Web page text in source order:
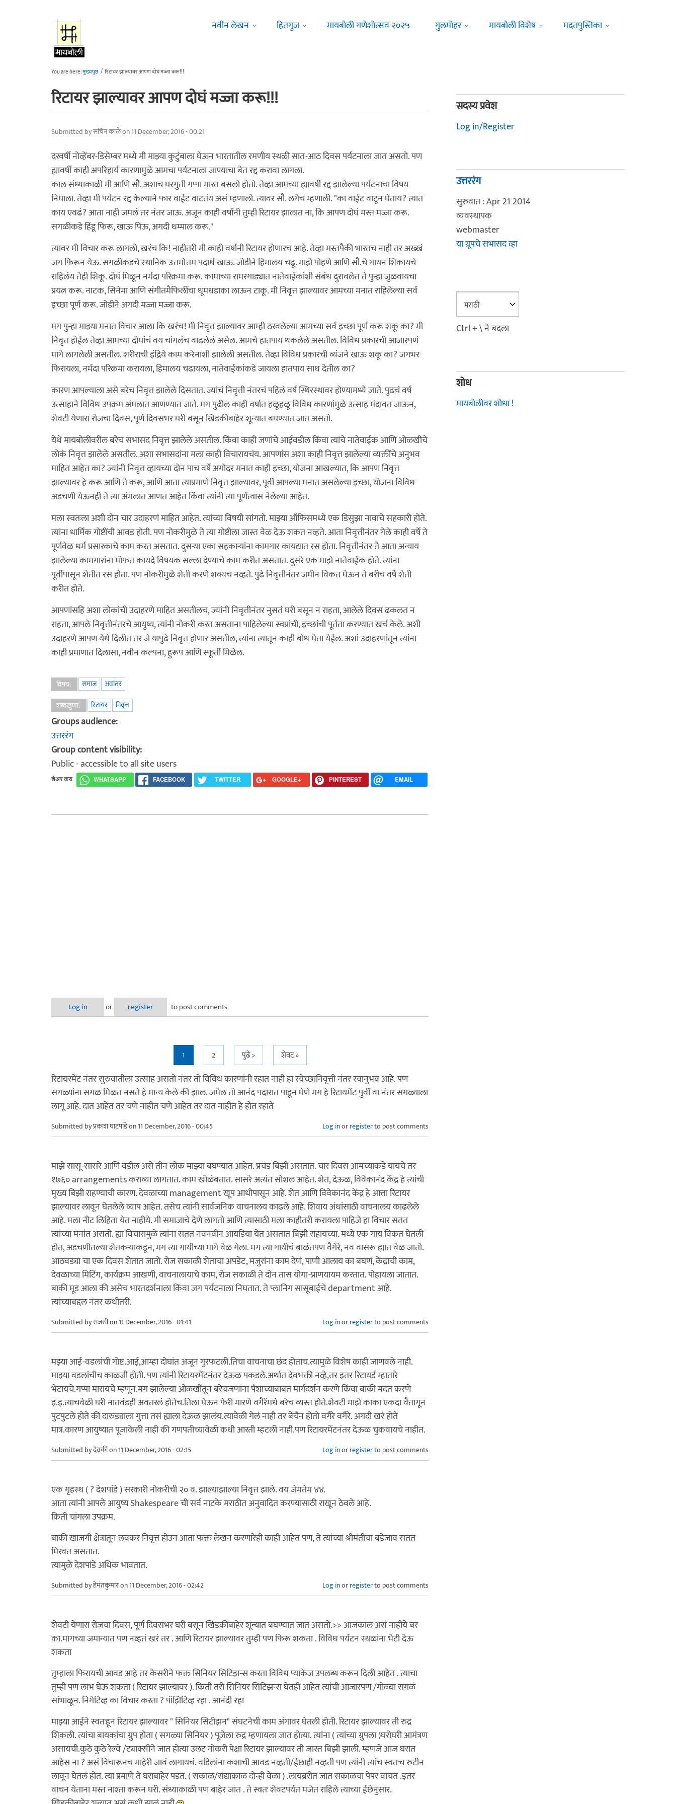
नवीन लेखन
हितगुज मायबोली गणेशोत्सव २०२५ गुलमोहर मायबोली विशेष मदतपुस्तिका
You are here:मुख्यपृष्ठ / रिटायर झाल्यावर आपण दोघं मज्जा करू!!!
रिटायर झाल्यावर आपण दोघं मज्जा करू!!!
Submitted byसचिन काळेon 11 December, 2016 - 00:21
दरवर्षी नोव्हेंबर-डिसेम्बर मध्ये मी माझ्या कुटुंबाला घेऊन भारतातील रमणीय स्थळी सात-आठ दिवस पर्यटनाला जात असतो. पण
ह्यावर्षी काही अपरिहार्य कारणामुळे आमचा पर्यटनाला जाण्याचा बेत रद्द करावा लागला.
काल संध्याकाळी मी आणि सौ. अशाच घरगुती गप्पा मारत बसलो होतो. तेव्हा आमच्या ह्यावर्षी रद्द झालेल्या पर्यटनाचा विषय
निघाला. तेव्हा मी पर्यटन रद्द केल्याने फार वाईट वाटतंय असं म्हणालो. त्यावर सौ. लगेच म्हणाली. "का वाईट वाटून घेताय? त्यात
काय एवढं? आता नाही जमलं तर नंतर जाऊ. अजून काही वर्षांनी तुम्ही रिटायर झालात ना, कि आपण दोघं मस्त मज्जा करू.
सगळीकडे हिंडू फिरू, खाऊ पिऊ, अगदी धम्माल करू."
त्यावर मी विचार करू लागलो, खरंच कि! नाहीतरी मी काही वर्षांनी रिटायर होणारच आहे. तेव्हा मस्तपैकी भारतच नाही तर अख्खं
जग फिरून येऊ. सगळीकडचे स्थानिक उत्तमोत्तम पदार्थ खाऊ. जोडीने हिमालय चढू. माझे पोहणे आणि सौ.चे गायन शिकायचे
राहिलंय तेही शिकू. दोघं मिळून नर्मदा परिक्रमा करू. कामाच्या रामरगाड्यात नातेवाईकांशी संबंध दुरावलेत ते पुन्हा जुळवायचा
प्रयत्न करू. नाटक, सिनेमा आणि संगीतमैफिलींचा धूमधडाका लाऊन टाकू. मी निवृत्त झाल्यावर आमच्या मनात राहिलेल्या सर्व
इच्छा पूर्ण करू. जोडीने अगदी मज्जा मज्जा करू.
मग पुन्हा माझ्या मनात विचार आला कि खरंच! मी निवृत्त झाल्यावर आम्ही ठरवलेल्या आमच्या सर्व इच्छा पूर्ण करू शकू का? मी
निवृत्त होईल तेव्हा आमच्या दोघांचं वय चांगलंच वाढलेलं असेल. आमचे हातपाय थकलेले असतील. विविध प्रकारची आजारपणं
मागे लागलेली असतील. शरीराची इंद्रिये काम करेनाशी झालेली असतील. तेव्हा विविध प्रकारची व्यंजने खाऊ शकू का? जगभर
फिरायला, नर्मदा परिक्रमा करायला, हिमालय चढायला, नातेवाईकांकडे जायला हातपाय साथ देतील का?
कारण आपल्याला असे बरेच निवृत्त झालेले दिसतात. ज्यांचं निवृत्ती नंतरचं पहिलं वर्ष स्थिरस्थावर होण्यामध्ये जाते. पुढचं वर्ष
उत्साहाने विविध उपक्रम अंमलात आणण्यात जाते. मग पुढील काही वर्षात हळूहळू विविध कारणांमुळे उत्साह मंदावत जाऊन,
शेवटी येणारा रोजचा दिवस, पूर्ण दिवसभर घरी बसून खिडकीबाहेर शून्यात बघण्यात जात असतो.
येथे मायबोलीवरील बरेच सभासद निवृत्त झालेले असतील. किंवा काही जणांचे आईवडील किंवा त्यांचे नातेवाईक आणि ओळखीचे
लोकं निवृत्त झालेले असतील. अशा सभासदांना मला काही विचारायचंय. आपणांस अशा काही निवृत्त झालेल्या व्यक्तींचे अनुभव
माहित आहेत का? ज्यांनी निवृत्त व्हायच्या दोन पाच वर्षे अगोदर मनात काही इच्छा, योजना आखल्यात, कि आपण निवृत्त
झाल्यावर हे करू आणि ते करू, आणि आता त्याप्रमाणे निवृत्त झाल्यावर, पूर्वी आपल्या मनात असलेल्या इच्छा, योजना विविध
अडचणी येऊनही ते त्या अंमलात आणत आहेत किंवा त्यांनी त्या पूर्णत्वास नेलेल्या आहेत.
मला स्वतःला अशी दोन चार उदाहरणं माहित आहेत. त्यांच्या विषयी सांगतो. माझ्या ऑफिसमध्ये एक डिसुझा नावाचे सहकारी होते.
त्यांना धार्मिक गोष्टींची आवड होती. पण नोकरीमुळे ते त्या गोष्टीला जास्त वेळ देऊ शकत नव्हते. आता निवृत्तीनंतर गेले काही वर्षे ते
पूर्णवेळ धर्म प्रसारकाचे काम करत असतात. दुसऱ्या एका सहकाऱ्यांना कामगार कायद्यात रस होता. निवृत्तीनंतर ते आता अन्याय
झालेल्या कामगारांना मोफत कायदे विषयक सल्ला देण्याचे काम करीत असतात. दुसरे एक माझे नातेवाईक होते. त्यांना
पूर्वीपासून शेतीत रस होता. पण नोकरीमुळे शेती करणेे शक्यच नव्हते. पुढे निवृत्तीनंतर जमीन विकत घेऊन ते बरीच वर्षे शेती
करीत होते.
आपणांसहि अशा लोकांची उदाहरणे माहित असतीलच, ज्यांनी निवृत्तीनंतर नुसतं घरी बसून न राहता, आलेले दिवस ढकलत न
राहता, आपले निवृत्तीनंतरचे आयुष्य, त्यांनी नोकरी करत असताना पाहिलेल्या स्वप्नांची, इच्छांची पूर्तता करण्यात खर्च केले. अशी
उदाहरणे आपण येथे दिलीत तर जे यापुढे निवृत्त होणार असतील, त्यांना त्यातून काही बोध घेता येईल. अशां उदाहरणांतून त्यांना
काही प्रमाणात दिलासा, नवीन कल्पना, हुरूप आणि स्फूर्ती मिळेल.
विषय: समाज
अवांतर
शब्दखुणा:
रिटायर निवृत्त
Groups audience:
उत्तररंग
Group content visibility:
Public - accessible to all site users
शेअर करा WHATSAPP FACEBOOK TWITTER GOOGLE+ PINTEREST EMAIL
Log in or register to post comments
1 2 पुढे > शेवट »
रिटायरमेंट नंतर सुरुवातीला उत्साह असतो नंतर तो विविध कारणांनी रहात नाही हा स्वेच्छानिवृत्ती नंतर स्वानुभव आहे. पण
सगळ्यांना सगळ मिळत नसते हे मान्य केले की झाल. जमेल तो आनंद पदारात पाडून घेणे मग हे रिटायमेंट पुर्वी वा नंतर सगळ्याला
लागू आहे. दात आहेत तर चणे नाहीत चणे आहेत तर दात नाहीत हे होत रहाते
Submitted byप्रकाश घाटपांडेon 11 December, 2016 - 00:45 Log inorregisterto post comments
माझे सासू-सासरे आणि वडील असे तीन लोक माझ्या बघण्यात आहेत. प्रचंड बिझी असतात. चार दिवस आमच्याकडे यायचे तर
१७६० arrangements कराव्या लागतात. काम खोळंबतात. सासरे अत्यंत सोशल आहेत. शेत, देऊळ, विवेकानंद केंद्र हे त्यांची
मुख्य बिझी राहण्याची कारण. देवळाच्या management खूप आधीपासून आहे. शेत आणि विवेकानंद केंद्र हे आत्ता रिटायर
झाल्यावर लावून घेतलेले व्याप आहेत. तसेच त्यांनी सार्वजनिक वाचनालय काढले आहे. शिवाय अंधांसाठी वाचनालय काढलेले
आहे. मला नीट लिहिता येत नाहीये. मी समाजाचे देणे लागतो आणि त्यासाठी मला काहीतरी करायला पाहिजे हा विचार सतत
त्यांच्या मनांत असतो. ह्या विचारामुळे त्यांना सतत नवनवीन आयडिया येत असतात बिझी राहायच्या. मध्ये एक गाय विकत घेतली
होत, अडचणीतल्या शेतकऱ्याकडून, मग त्या गायीच्या मागे वेळ गेला. मग त्या गायीचं बाळंतपण वैगेरे, नव वासरू ह्यात वेळ जातो.
आठवड्या चा एक दिवस शेतात जातो. रोज सकाळी शेताचा अपडेट, मजुरांना काम देणं, पाणी आलाय का बघणं, केंद्राची काम,
देवळाच्या मिटिंग, कार्यक्रम आखणी, वाचनालायाचे काम, रोज सकाळी ते दोन तास योगा-प्राणयायम करतात. पोहायला जातात.
बाकी मूड आला की असेच भारतदर्शनाला किंवा जग पर्यटनाला निघतात. ते प्लानिग सासूबाईचे department आहे.
त्यांच्याबद्दल नंतर कधीतरी.
Submitted byराजसीon 11 December, 2016 - 01:41 Log inorregisterto post comments
मझ्या आई-वडलांची गोष्ट.आई,आम्हा दोघांत अजून गुरफटली.तिचा वाचनाचा छंद होताच.त्यामुळे विशेष काही जाणवले नाही.
माझ्या वडलांचीच काळजी होती. पण त्यांनी रिटायरमेंटनंतर देऊळ पकडले.अर्थात देवभक्ती नव्हे,तर इतर रिटायर्ड म्हातारे
भेटायचे.गप्पा मारायचे म्हणून.मग झालेल्या ओळखींतून बरेचजणांना पैशाच्याबाबत मार्गदर्शन करणे किंवा बाकी मदत करणे
इ.इ.त्याचवेळी घरी नातवंडही अवतरलं होतेच.तिला घेऊन फेरी मारणे वगैरेंमधे बरेच व्यस्त होते.शेवटी माझे काका एकदा वैतागून
पुटपुटले होते की दारुड्याला गुत्ता तसं ह्याला देऊळ झालंय.त्यावेळी गेलं नाही तर बेचैन होतो वगैरे वगैरे. अगदी खरं होते
मात्र.कारण आयुष्यात पूजाकेली नाही की गणपतीच्यावेळी कधी आरती म्हटली नाही.पण रिटायरमेंटनंतर देऊळ चुकवायचे नाहीत.
Submitted byदेवकीon 11 December, 2016 - 02:15 Log inorregisterto post comments
एक गृहस्थ ( ? देशपांडे ) सरकारी नोकरीची २० व. झाल्याझाल्या निवृत्त झाले. वय जेमतेम ४४.
आता त्यांनी आपले आयुष्य Shakespeare ची सर्व नाटके मराठीत अनुवादित करण्यासाठी राखून ठेवले आहे.
किती चांगला उपक्रम.
बाकी खाजगी क्षेत्रातून लवकर निवृत्त होउन आता फक्त लेखन करणारेही काही आहेत पण, ते त्यांच्या श्रीमंतीचा बडेजाव सतत
मिरवत असतात.
त्यामुळे देशपांडे अधिक भावतात.
Submitted byहेमंतकुमारon 11 December, 2016 - 02:42 Log inorregisterto post comments
शेवटी येणारा रोजचा दिवस, पूर्ण दिवसभर घरी बसून खिडकीबाहेर शून्यात बघण्यात जात असतो.>> आजकाल असं नाहीये बर
का.मागच्या जमान्यात पण नव्हतं खरं तर . आणि रिटायर झाल्यावर तुम्ही पण फिरू शकता . विविध पर्यटन स्थळांना भेटी देऊ
शकता
तुम्हाला फिरायची आवड आहे तर केसरीने फक्त सिनियर सिटिझन्स करता विविध प्याकेज उपलब्ध करून दिली आहेत . त्याचा
तुम्ही पण लाभ घेऊ शकता ( रिटायर झाल्यावर ). किती तरी सिनियर सिटिझन्स घेतही आहेत त्यांची आजारपण /गोळ्या सगळं
सांभाळून. निगेटिव्ह का विचार करता ? पॉझिटिव्ह रहा . आनंदी रहा
माझ्या आईने स्वतःहून रिटायर झाल्यावर " सिनियर सिटीझन" संघटनेची काम अंगावर घेतली होती. रिटायर झाल्यावर ती रुद्र
शिकली. त्यांचा बायकांचा ग्रुप होता ( सगळ्या सिनियर ) पूजेला रुद्र म्हणायला जात होत्या. त्यांना ( त्यांच्या ग्रुपला )घरोघरी आमंत्रण
असायची.कुठे कुठे रेल्वे /ट्याक्सीने जात होत्या उलट नोकरी पेक्षा रिटायर झाल्यावर ती जास्त बिझी झाली. म्हणजे आज घरात
आहेस ना ? असं विचारूनच माहेरी जावं लागायचं. वडिलांना कशाची आवड नव्हती/ईछाही नव्हती पण त्यांनी त्यांच स्वतःच रुटीन
लावून घेतलं होत. त्या प्रमाणे ते घराबाहेर पडत. ( सकाळ/संद्याकाळ दोन्ही वेळा ) .लायब्ररीत जात सकाळचा पेपर वाचत .इतर
वाचन येताना मस्त नाश्ता करून घरी. संध्याकाळी पण बाहेर जात . ते स्वतः शेवटपर्यंत मजेत राहिले त्याच्या ईछेनुसार.
सदस्य प्रवेश
Log in/Register
उत्तररंग
सुरुवात : Apr 21 2014
व्यवस्थापक
webmaster
या ग्रूपचे सभासद व्हा
Ctrl + \ ने बदला
शोध
मायबोलीवर शोधा !